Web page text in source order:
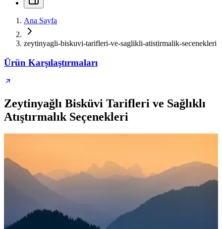
Ana Sayfa
zeytinyagli-biskuvi-tarifleri-ve-saglikli-atistirmalik-secenekleri
Ürün Karşılaştırmaları
Zeytinyağlı Bisküvi Tarifleri ve Sağlıklı
Atıştırmalık Seçenekleri